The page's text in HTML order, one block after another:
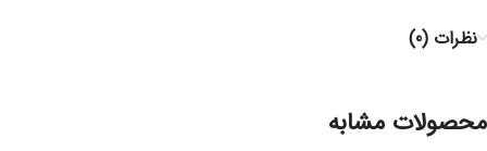
نظرات (0)
محصولات مشابه